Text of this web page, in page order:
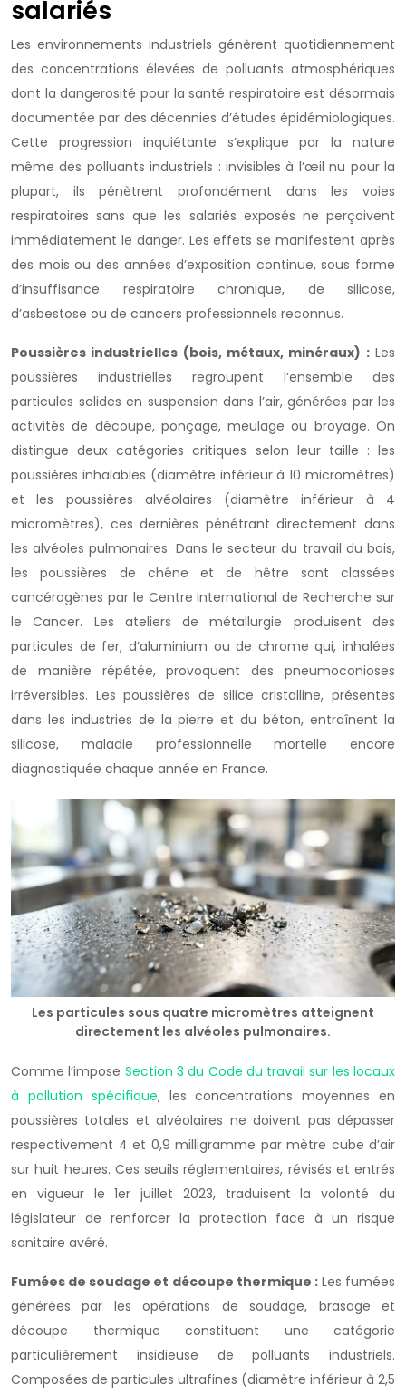
salariés
Les environnements industriels génèrent quotidiennement
des concentrations élevées de polluants atmosphériques
dont la dangerosité pour la santé respiratoire est désormais
documentée par des décennies d’études épidémiologiques.
Cette progression inquiétante s’explique par la nature
même des polluants industriels : invisibles à l’œil nu pour la
plupart, ils pénètrent profondément dans les voies
respiratoires sans que les salariés exposés ne perçoivent
immédiatement le danger. Les effets se manifestent après
des mois ou des années d’exposition continue, sous forme
d’insuffisance respiratoire chronique, de silicose,
d’asbestose ou de cancers professionnels reconnus.
Poussières industrielles (bois, métaux, minéraux) :Les
poussières industrielles regroupent l’ensemble des
particules solides en suspension dans l’air, générées par les
activités de découpe, ponçage, meulage ou broyage. On
distingue deux catégories critiques selon leur taille : les
poussières inhalables (diamètre inférieur à 10 micromètres)
et les poussières alvéolaires (diamètre inférieur à 4
micromètres), ces dernières pénétrant directement dans
les alvéoles pulmonaires. Dans le secteur du travail du bois,
les poussières de chêne et de hêtre sont classées
cancérogènes par le Centre International de Recherche sur
le Cancer. Les ateliers de métallurgie produisent des
particules de fer, d’aluminium ou de chrome qui, inhalées
de manière répétée, provoquent des pneumoconioses
irréversibles. Les poussières de silice cristalline, présentes
dans les industries de la pierre et du béton, entraînent la
silicose, maladie professionnelle mortelle encore
diagnostiquée chaque année en France.
Les particules sous quatre micromètres atteignent
directement les alvéoles pulmonaires.
Comme l’impose Section 3 du Code du travail sur les locaux
à pollution spécifique, les concentrations moyennes en
poussières totales et alvéolaires ne doivent pas dépasser
respectivement 4 et 0,9 milligramme par mètre cube d’air
sur huit heures. Ces seuils réglementaires, révisés et entrés
en vigueur le 1er juillet 2023, traduisent la volonté du
législateur de renforcer la protection face à un risque
sanitaire avéré.
Fumées de soudage et découpe thermique :Les fumées
générées par les opérations de soudage, brasage et
découpe thermique constituent une catégorie
particulièrement insidieuse de polluants industriels.
Composées de particules ultrafines (diamètre inférieur à 2,5